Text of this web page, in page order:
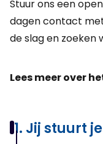
krijgen met lichte
Stuur ons een
dagen contact
de slag en zoeken
Lees meer over
1. Jij stuurt